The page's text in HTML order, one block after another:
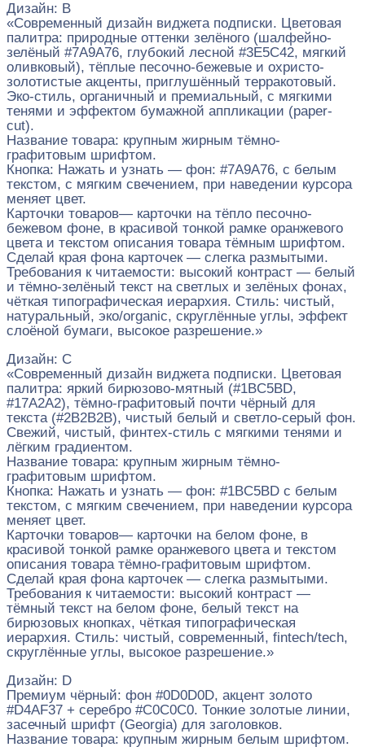
Дизайн: B
«Современный дизайн виджета подписки. Цветовая
палитра: природные оттенки зелёного (шалфейно-
зелёный #7A9A76, глубокий лесной #3E5C42, мягкий
оливковый), тёплые песочно-бежевые и охристо-
золотистые акценты, приглушённый терракотовый.
Эко-стиль, органичный и премиальный, с мягкими
тенями и эффектом бумажной аппликации (paper-
cut).
Название товара: крупным жирным тёмно-
графитовым шрифтом.
Кнопка: Нажать и узнать — фон: #7A9A76, с белым
текстом, с мягким свечением, при наведении курсора
меняет цвет.
Карточки товаров— карточки на тёпло песочно-
бежевом фоне, в красивой тонкой рамке оранжевого
цвета и текстом описания товара тёмным шрифтом.
Сделай края фона карточек — слегка размытыми.
Требования к читаемости: высокий контраст — белый
и тёмно-зелёный текст на светлых и зелёных фонах,
чёткая типографическая иерархия. Стиль: чистый,
натуральный, эко/organic, скруглённые углы, эффект
слоёной бумаги, высокое разрешение.»
Дизайн: C
«Современный дизайн виджета подписки. Цветовая
палитра: яркий бирюзово-мятный (#1BC5BD,
#17A2A2), тёмно-графитовый почти чёрный для
текста (#2B2B2B), чистый белый и светло-серый фон.
Свежий, чистый, финтех-стиль с мягкими тенями и
лёгким градиентом.
Название товара: крупным жирным тёмно-
графитовым шрифтом.
Кнопка: Нажать и узнать — фон: #1BC5BD с белым
текстом, с мягким свечением, при наведении курсора
меняет цвет.
Карточки товаров— карточки на белом фоне, в
красивой тонкой рамке оранжевого цвета и текстом
описания товара тёмно-графитовым шрифтом.
Сделай края фона карточек — слегка размытыми.
Требования к читаемости: высокий контраст —
тёмный текст на белом фоне, белый текст на
бирюзовых кнопках, чёткая типографическая
иерархия. Стиль: чистый, современный, fintech/tech,
скруглённые углы, высокое разрешение.»
Дизайн: D
Премиум чёрный: фон #0D0D0D, акцент золото
#D4AF37 + серебро #C0C0C0. Тонкие золотые линии,
засечный шрифт (Georgia) для заголовков.
Название товара: крупным жирным белым шрифтом.